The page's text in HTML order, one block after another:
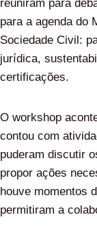
reuniram para
para a agenda do
Sociedade Civil:
jurídica,
certificações.
O workshop
contou com
puderam discutir
propor ações
houve momentos
permitiram a